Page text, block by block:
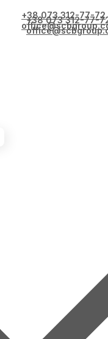
+38 073 312-77-
+38 073 312-77-72